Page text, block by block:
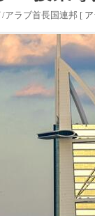
アラブ首長国連邦 [